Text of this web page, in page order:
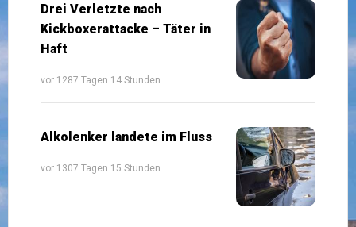
Drei Verletzte nach
Kickboxerattacke – Täter in
Haft
vor 1287 Tagen 14 Stunden
Alkolenker landete im Fluss
vor 1307 Tagen 15 Stunden